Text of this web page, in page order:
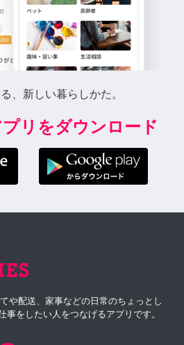
、新しい暮らしかた。
リをダウンロード
や配送、家事などの日常のちょっとし
事をしたい人をつなげるアプリです。